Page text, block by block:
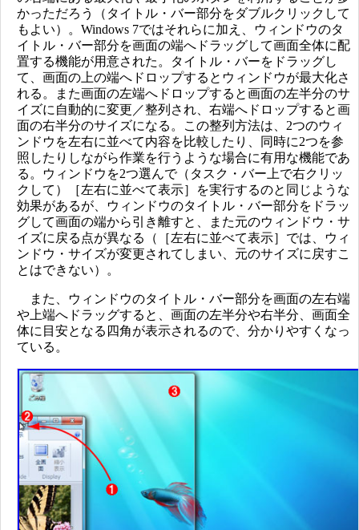
かっただろう（タイトル・バー部分をダブルクリックして
もよい）。Windows 7ではそれらに加え、ウィンドウのタ
イトル・バー部分を画面の端へドラッグして画面全体に配
置する機能が用意された。タイトル・バーをドラッグし
て、画面の上の端へドロップするとウィンドウが最大化さ
れる。また画面の左端へドロップすると画面の左半分のサ
イズに自動的に変更／整列され、右端へドロップすると画
面の右半分のサイズになる。この整列方法は、2つのウィ
ンドウを左右に並べて内容を比較したり、同時に2つを参
照したりしながら作業を行うような場合に有用な機能であ
る。ウィンドウを2つ選んで（タスク・バー上で右クリッ
クして）［左右に並べて表示］を実行するのと同じような
効果があるが、ウィンドウのタイトル・バー部分をドラッ
グして画面の端から引き離すと、また元のウィンドウ・サ
イズに戻る点が異なる（［左右に並べて表示］では、ウィ
ンドウ・サイズが変更されてしまい、元のサイズに戻すこ
とはできない）。
また、ウィンドウのタイトル・バー部分を画面の左右端
や上端へドラッグすると、画面の左半分や右半分、画面全
体に目安となる四角が表示されるので、分かりやすくなっ
ている。